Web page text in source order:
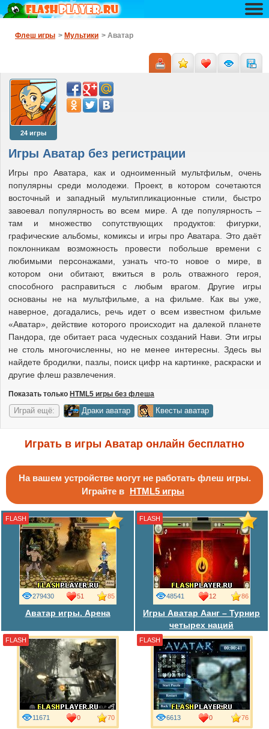
Флеш игры > Мультики > Аватар
Игры Аватар без регистрации
Игры про Аватара, как и одноименный мультфильм, очень
популярны среди молодежи. Проект, в котором сочетаются
восточный и западный мультипликационные стили, быстро
завоевал популярность во всем мире. А где популярность –
там и множество сопутствующих продуктов: фигурки,
графические альбомы, комиксы и игры про Аватара. Это даёт
поклонникам возможность провести побольше времени с
любимыми персонажами, узнать что-то новое о мире, в
котором они обитают, вжиться в роль отважного героя,
способного расправиться с любым врагом. Другие игры
основаны не на мультфильме, а на фильме. Как вы уже,
наверное, догадались, речь идет о всем известном фильме
«Аватар», действие которого происходит на далекой планете
Пандора, где обитает раса чудесных созданий Нави. Эти игры
не столь многочисленны, но не менее интересны. Здесь вы
найдете бродилки, пазлы, поиск цифр на картинке, раскраски и
другие флеш развлечения.
Показать только HTML5 игры без флеша
24 игры
Играй ещё: Драки аватар Квесты аватар
Играть в игры Аватар онлайн бесплатно
На вашем устройстве могут не работать флеш игры.
Играйте в HTML5 игры
Аватар игры. Арена
279430 51 85
FLASH
Игры Аватар Аанг – Турнир
четырех наций
48541 12 86
FLASH
11671 0 70
FLASH
6613 0 76
FLASH